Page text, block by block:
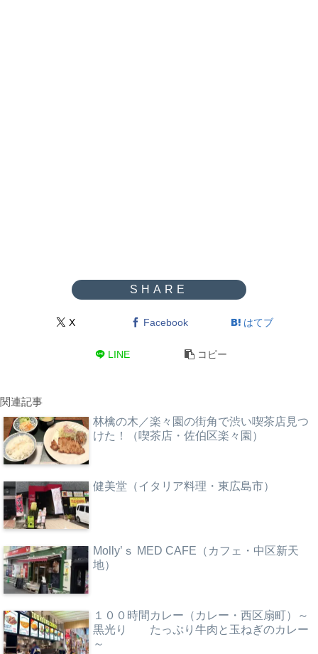
X Facebook はてブ
LINE コピー
関連記事
林檎の木／楽々園の街角で渋い喫茶店見つ
けた！（喫茶店・佐伯区楽々園）
健美堂（イタリア料理・東広島市）
Molly’ｓ MED CAFE（カフェ・中区新天
地）
１００時間カレー（カレー・西区扇町）～
黒光り たっぷり牛肉と玉ねぎのカレー
～